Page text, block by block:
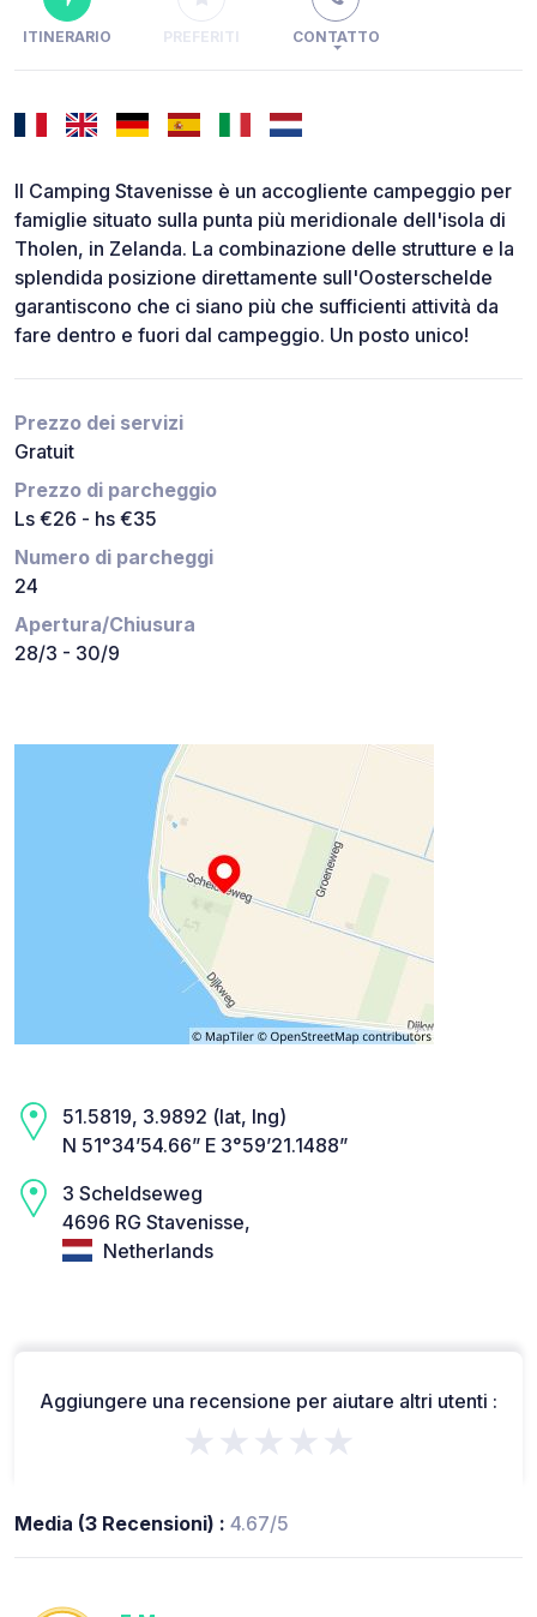
ITINERARIO PREFERITI CONTATTO
Il Camping Stavenisse è un accogliente campeggio per
famiglie situato sulla punta più meridionale dell'isola di
Tholen, in Zelanda. La combinazione delle strutture e la
splendida posizione direttamente sull'Oosterschelde
garantiscono che ci siano più che sufficienti attività da
fare dentro e fuori dal campeggio. Un posto unico!
Prezzo dei servizi
Gratuit
Prezzo di parcheggio
Ls €26 - hs €35
Numero di parcheggi
24
Apertura/Chiusura
28/3 - 30/9
51.5819, 3.9892 (lat, lng)
N 51°34’54.66” E 3°59’21.1488”
3 Scheldseweg
4696 RG Stavenisse,
Netherlands
Aggiungere una recensione per aiutare altri utenti :
★★★★★
Media (3 Recensioni) : 4.67/5